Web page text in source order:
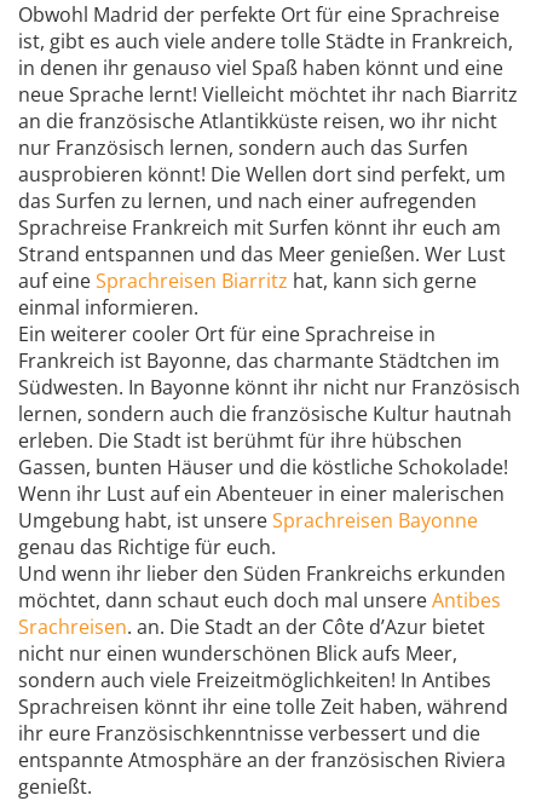
Obwohl Madrid der perfekte Ort für eine Sprachreise
ist, gibt es auch viele andere tolle Städte in Frankreich,
in denen ihr genauso viel Spaß haben könnt und eine
neue Sprache lernt! Vielleicht möchtet ihr nach Biarritz
an die französische Atlantikküste reisen, wo ihr nicht
nur Französisch lernen, sondern auch das Surfen
ausprobieren könnt! Die Wellen dort sind perfekt, um
das Surfen zu lernen, und nach einer aufregenden
Sprachreise Frankreich mit Surfen könnt ihr euch am
Strand entspannen und das Meer genießen. Wer Lust
auf eineSprachreisen Biarritz hat, kann sich gerne
einmal informieren.
Ein weiterer cooler Ort für eine Sprachreise in
Frankreich ist Bayonne, das charmante Städtchen im
Südwesten. In Bayonne könnt ihr nicht nur Französisch
lernen, sondern auch die französische Kultur hautnah
erleben. Die Stadt ist berühmt für ihre hübschen
Gassen, bunten Häuser und die köstliche Schokolade!
Wenn ihr Lust auf ein Abenteuer in einer malerischen
Umgebung habt, ist unsereSprachreisen Bayonne
genau das Richtige für euch.
Und wenn ihr lieber den Süden Frankreichs erkunden
möchtet, dann schaut euch doch mal unsereAntibes
Srachreisen. an. Die Stadt an der Côte d’Azur bietet
nicht nur einen wunderschönen Blick aufs Meer,
sondern auch viele Freizeitmöglichkeiten! In Antibes
Sprachreisen könnt ihr eine tolle Zeit haben, während
ihr eure Französischkenntnisse verbessert und die
entspannte Atmosphäre an der französischen Riviera
genießt.